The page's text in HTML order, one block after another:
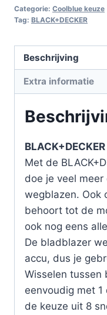
Categorie: Coolblue keuze
Tag: BLACK+DECKER
Beschrijving
Extra informatie
Met de
doe je veel
wegblazen. Ook
behoort tot de
ook nog eens
De bladblazer
accu, dus je
Wisselen tussen
eenvoudig met
de keuze uit 8